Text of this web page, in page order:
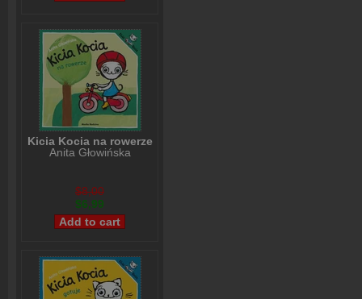
Kicia Kocia na rowerze
Anita Głowińska
$8,00
$6,99